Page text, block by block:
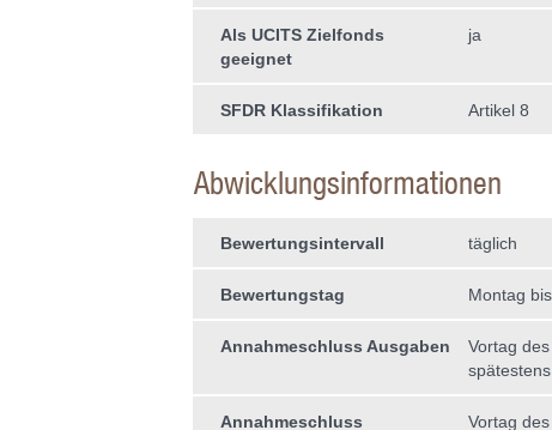
Als UCITS Zielfonds
geeignet
ja
SFDR Klassifikation Artikel 8
Abwicklungsinformationen
Bewertungsintervall täglich
Bewertungstag Montag
Annahmeschluss Ausgaben
Vortag
Annahmeschluss Vortag